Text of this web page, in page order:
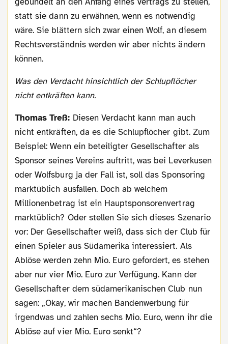
statt sie dann zu erwähnen, wenn es notwendig
wäre. Sie blättern sich zwar einen Wolf, an diesem
Rechtsverständnis werden wir aber nichts ändern
können.
Was den Verdacht hinsichtlich der Schlupflöcher
nicht entkräften kann.
Thomas Treß: Diesen Verdacht kann man auch
nicht entkräften, da es die Schlupflöcher gibt. Zum
Beispiel: Wenn ein beteiligter Gesellschafter als
Sponsor seines Vereins auftritt, was bei Leverkusen
oder Wolfsburg ja der Fall ist, soll das Sponsoring
marktüblich ausfallen. Doch ab welchem
Millionenbetrag ist ein Hauptsponsorenvertrag
marktüblich? Oder stellen Sie sich dieses Szenario
vor: Der Gesellschafter weiß, dass sich der Club für
einen Spieler aus Südamerika interessiert. Als
Ablöse werden zehn Mio. Euro gefordert, es stehen
aber nur vier Mio. Euro zur Verfügung. Kann der
Gesellschafter dem südamerikanischen Club nun
sagen: „Okay, wir machen Bandenwerbung für
irgendwas und zahlen sechs Mio. Euro, wenn ihr die
Ablöse auf vier Mio. Euro senkt“?